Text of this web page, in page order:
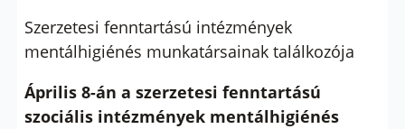
Szerzetesi fenntartású intézmények
mentálhigiénés munkatársainak találkozója
Április 8-án a szerzetesi fenntartású
szociális intézmények mentálhigiénés